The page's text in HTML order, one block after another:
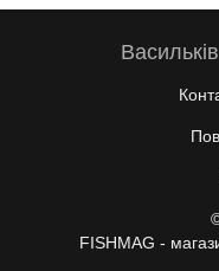
Васильків
FISHMAG -